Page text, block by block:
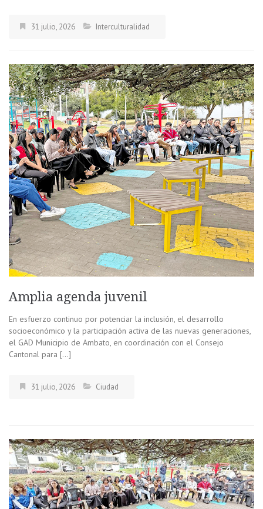
31 julio, 2026 Interculturalidad
Amplia agenda juvenil
En esfuerzo continuo por potenciar la inclusión, el desarrollo
socioeconómico y la participación activa de las nuevas generaciones,
el GAD Municipio de Ambato, en coordinación con el Consejo
Cantonal para […]
31 julio, 2026 Ciudad